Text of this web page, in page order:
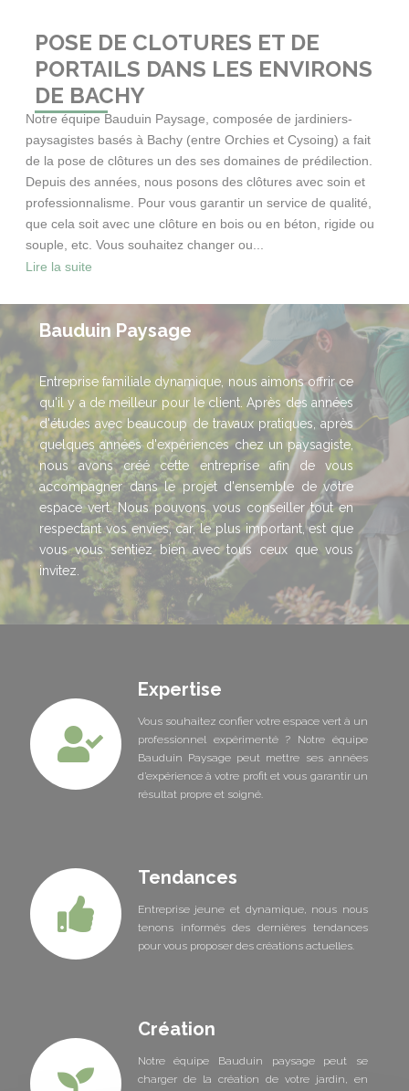
POSE DE CLOTURES ET DE
PORTAILS DANS LES ENVIRONS
DE BACHY
Notre équipe Bauduin Paysage, composée de jardiniers-
paysagistes basés à Bachy (entre Orchies et Cysoing) a fait
de la pose de clôtures un des ses domaines de prédilection.
Depuis des années, nous posons des clôtures avec soin et
professionnalisme. Pour vous garantir un service de qualité,
que cela soit avec une clôture en bois ou en béton, rigide ou
souple, etc. Vous souhaitez changer ou...
Lire la suite
Bauduin Paysage
Entreprise familiale dynamique, nous aimons offrir ce
qu'il y a de meilleur pour le client. Après des années
d'études avec beaucoup de travaux pratiques, après
quelques années d'expériences chez un paysagiste,
nous avons créé cette entreprise afin de vous
accompagner dans le projet d'ensemble de votre
espace vert. Nous pouvons vous conseiller tout en
respectant vos envies, car, le plus important, est que
vous vous sentiez bien avec tous ceux que vous
invitez.
Expertise
Vous souhaitez confier votre espace vert à un
professionnel expérimenté ? Notre équipe
Bauduin Paysage peut mettre ses années
d’expérience à votre profit et vous garantir un
résultat propre et soigné.
Tendances
Entreprise jeune et dynamique, nous nous
tenons informés des dernières tendances
pour vous proposer des créations actuelles.
Création
Notre équipe Bauduin paysage peut se
charger de la création de votre jardin, en